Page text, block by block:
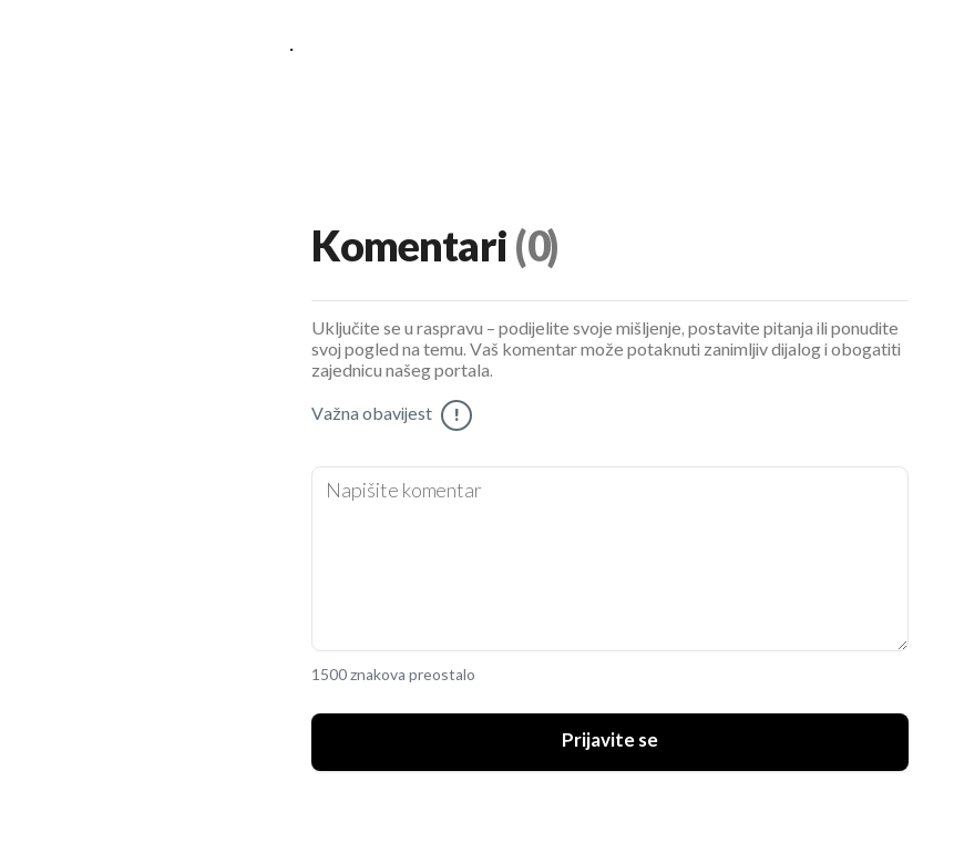
.
Komentari (0)
Uključite se u raspravu – podijelite svoje mišljenje, postavite pitanja ili ponudite
svoj pogled na temu. Vaš komentar može potaknuti zanimljiv dijalog i obogatiti
zajednicu našeg portala.
Važna obavijest !
1500 znakova preostalo
Prijavite se